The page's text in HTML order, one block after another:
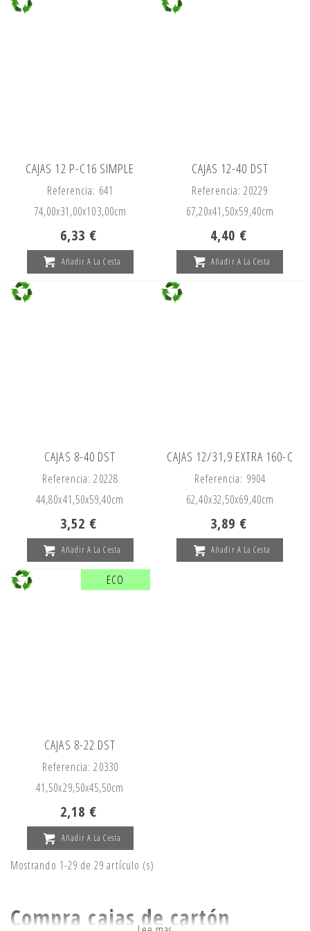
CAJAS 12 P-C16 SIMPLE
Referencia: 641
74,00x31,00x103,00cm
6,33 €
Añadir A La Cesta
CAJAS 12-40 DST
Referencia: 20229
67,20x41,50x59,40cm
4,40 €
Añadir A La Cesta
CAJAS 8-40 DST
Referencia: 20228
44,80x41,50x59,40cm
3,52 €
Añadir A La Cesta
CAJAS 12/31,9 EXTRA 160-C
Referencia: 9904
62,40x32,50x69,40cm
3,89 €
Añadir A La Cesta
ECO
CAJAS 8-22 DST
Referencia: 20330
41,50x29,50x45,50cm
2,18 €
Añadir A La Cesta
Mostrando 1-29 de 29 artículo (s)
Compra cajas de cartón